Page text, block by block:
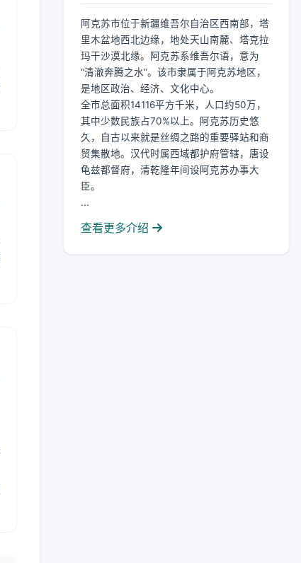
阿克苏市位于新疆维吾尔自治区西南部，塔
里木盆地西北边缘，地处天山南麓、塔克拉
玛干沙漠北缘。阿克苏系维吾尔语，意为
“清澈奔腾之水”。该市隶属于阿克苏地区，
是地区政治、经济、文化中心。
全市总面积14116平方千米，人口约50万，
其中少数民族占70%以上。阿克苏历史悠
久，自古以来就是丝绸之路的重要驿站和商
贸集散地。汉代时属西域都护府管辖，唐设
龟兹都督府，清乾隆年间设阿克苏办事大
臣。
...
查看更多介绍